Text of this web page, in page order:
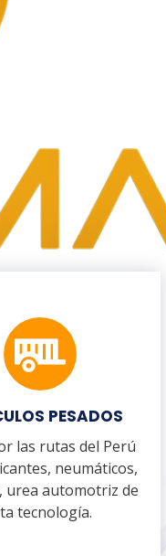
PESADOS
las rutas del Perú
neumáticos,
urea automotriz de
tecnología.